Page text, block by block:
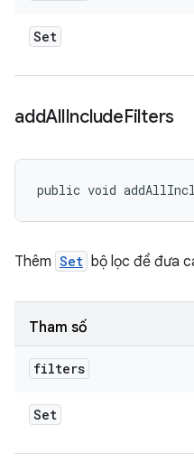
Set
addAllIncludeFilters
public void
Thêm Set bộ lọc để đưa
Tham số
filters
Set